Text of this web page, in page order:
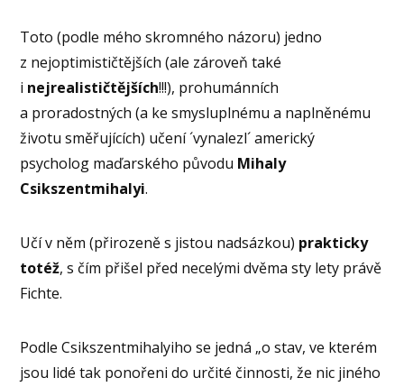
Toto (podle mého skromného názoru) jedno
z nejoptimističtějších (ale zároveň také
i nejrealističtějších!!!), prohumánních
a proradostných (a ke smysluplnému a naplněnému
životu směřujících) učení ´vynalezl´ americký
psycholog maďarského původu Mihaly
Csikszentmihalyi.
Učí v něm (přirozeně s jistou nadsázkou) prakticky
totéž, s čím přišel před necelými dvěma sty lety právě
Fichte.
Podle Csikszentmihalyiho se jedná „o stav, ve kterém
jsou lidé tak ponořeni do určité činnosti, že nic jiného